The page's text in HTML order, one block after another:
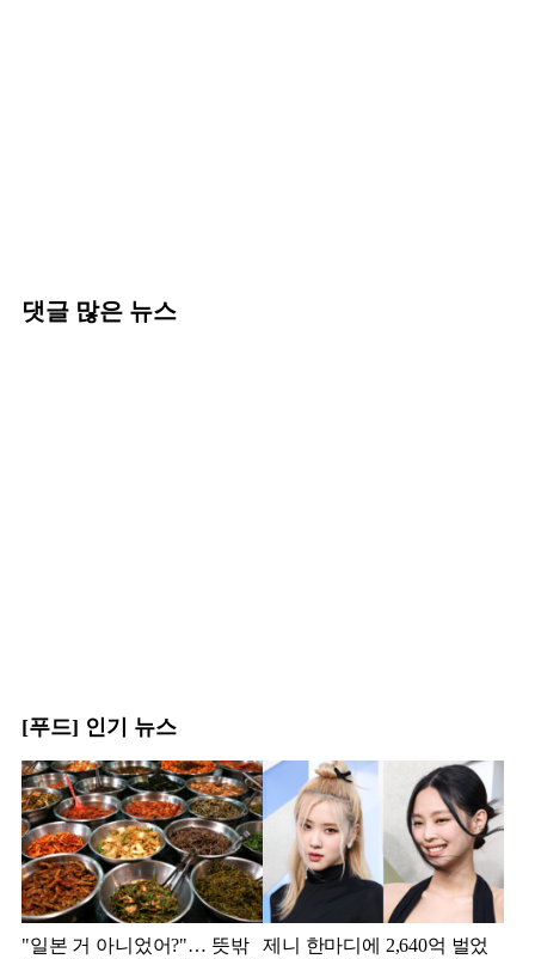
댓글 많은 뉴스
[푸드] 인기 뉴스
"일본 거 아니었어?"… 뜻밖
제니 한마디에 2,640억 벌었